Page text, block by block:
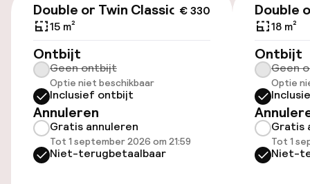
Lift
Entertainment
Gratis wifi
TV lounge
€ 330
Double or Twin Classic
15 m²
Ontbijt
Geen ontbijt
Optie niet beschikbaar
Inclusief ontbijt
Annuleren
Gratis annuleren
Tot 1 september 2026 om 21:59
Niet-terugbetaalbaar
Double
18 m²
Ontbijt
Geen
Optie
Gratis
Tot 1
Niet-